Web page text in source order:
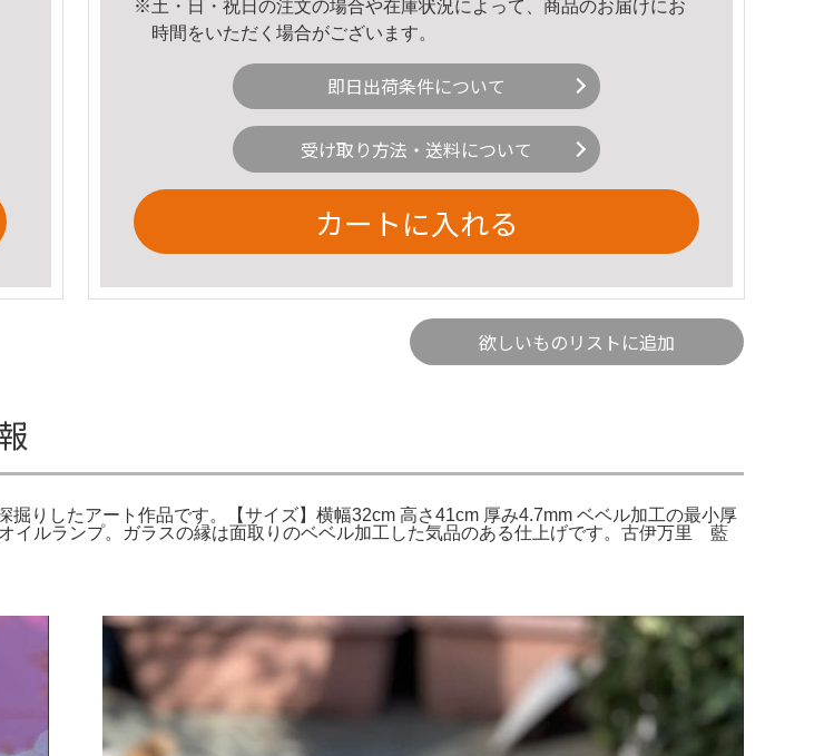
※土・日・祝日の注文の場合や在庫状況によって、商品のお届けにお
時間をいただく場合がございます。
即日出荷条件について
受け取り方法・送料について
カートに入れる
欲しいものリストに追加
りしたアート作品です。【サイズ】横幅32cm 高さ41cm 厚み4.7mm ベベル加工の最小厚
ルランプ。ガラスの縁は面取りのベベル加工した気品のある仕上げです。古伊万里 藍